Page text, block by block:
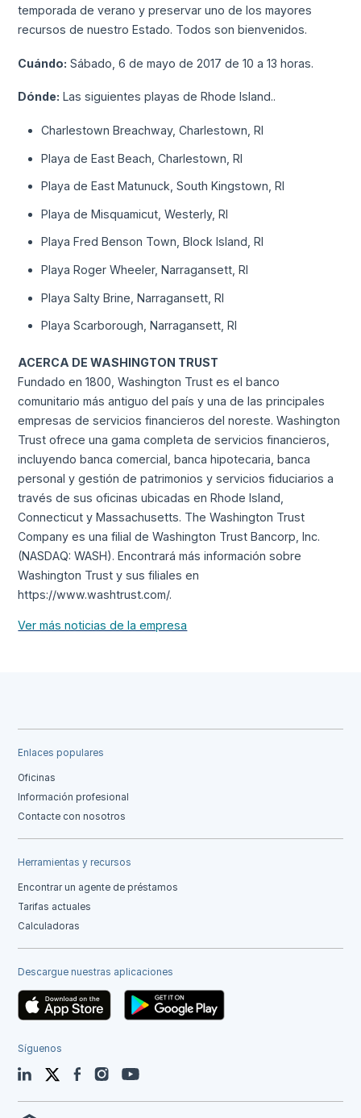
temporada de verano y preservar uno de los mayores
recursos de nuestro Estado. Todos son bienvenidos.
Cuándo: Sábado, 6 de mayo de 2017 de 10 a 13 horas.
Dónde: Las siguientes playas de Rhode Island..
Charlestown Breachway, Charlestown, RI
Playa de East Beach, Charlestown, RI
Playa de East Matunuck, South Kingstown, RI
Playa de Misquamicut, Westerly, RI
Playa Fred Benson Town, Block Island, RI
Playa Roger Wheeler, Narragansett, RI
Playa Salty Brine, Narragansett, RI
Playa Scarborough, Narragansett, RI
ACERCA DE WASHINGTON TRUST
Fundado en 1800, Washington Trust es el banco
comunitario más antiguo del país y una de las principales
empresas de servicios financieros del noreste. Washington
Trust ofrece una gama completa de servicios financieros,
incluyendo banca comercial, banca hipotecaria, banca
personal y gestión de patrimonios y servicios fiduciarios a
través de sus oficinas ubicadas en Rhode Island,
Connecticut y Massachusetts. The Washington Trust
Company es una filial de Washington Trust Bancorp, Inc.
(NASDAQ: WASH). Encontrará más información sobre
Washington Trust y sus filiales en
https://www.washtrust.com/.
Ver más noticias de la empresa
Enlaces populares
Oficinas
Información profesional
Contacte con nosotros
Herramientas y recursos
Encontrar un agente de préstamos
Tarifas actuales
Calculadoras
Descargue nuestras aplicaciones
Síguenos
LinkedIn TwitterFacebookInstagramYouTube